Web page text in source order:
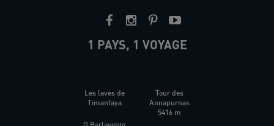
1 PAYS, 1 VOYAGE
Les laves de
Timanfaya
Tour des
Annapurnas
5416 m